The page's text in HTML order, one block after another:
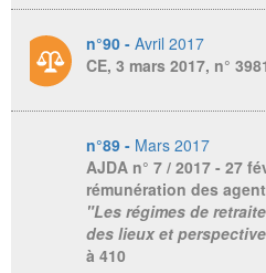
n°90 - Avril 2017
CE, 3 mars 2017, n°
n°89 - Mars 2017
AJDA n° 7 / 2017 - 27
rémunération des
"Les régimes de
des lieux et
à 410